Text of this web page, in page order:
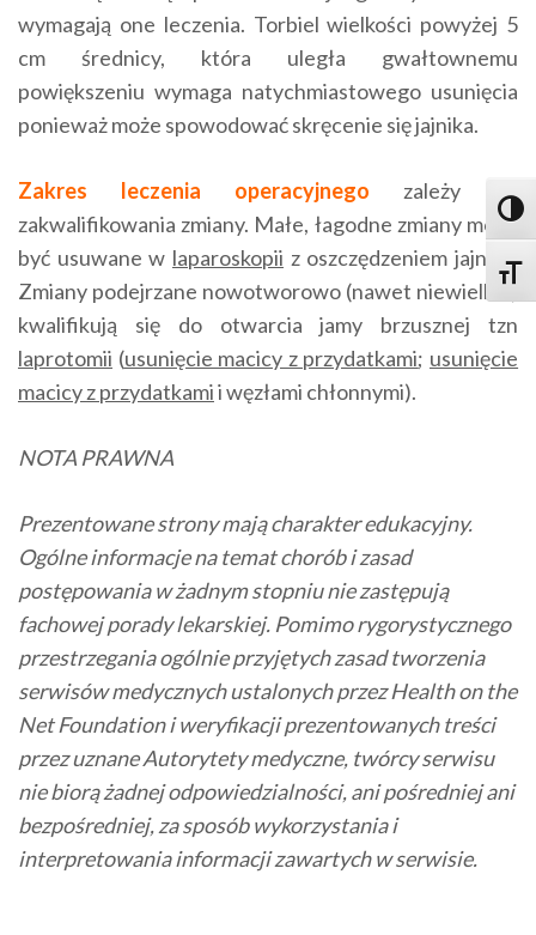
wymagają one leczenia. Torbiel wielkości powyżej 5
cm średnicy, która uległa gwałtownemu
powiększeniu wymaga natychmiastowego usunięcia
ponieważ może spowodować skręcenie się jajnika.
Zakres leczenia operacyjnego zależy od
zakwalifikowania zmiany. Małe, łagodne zmiany mogą
być usuwane w laparoskopii z oszczędzeniem jajnika.
Zmiany podejrzane nowotworowo (nawet niewielkie)
kwalifikują się do otwarcia jamy brzusznej tzn
laprotomii (usunięcie macicy z przydatkami; usunięcie
macicy z przydatkamii węzłami chłonnymi).
NOTA PRAWNA
Prezentowane strony mają charakter edukacyjny.
Ogólne informacje na temat chorób i zasad
postępowania w żadnym stopniu nie zastępują
fachowej porady lekarskiej. Pomimo rygorystycznego
przestrzegania ogólnie przyjętych zasad tworzenia
serwisów medycznych ustalonych przez Health on the
Net Foundation i weryfikacji prezentowanych treści
przez uznane Autorytety medyczne, twórcy serwisu
nie biorą żadnej odpowiedzialności, ani pośredniej ani
bezpośredniej, za sposób wykorzystania i
interpretowania informacji zawartych w serwisie.